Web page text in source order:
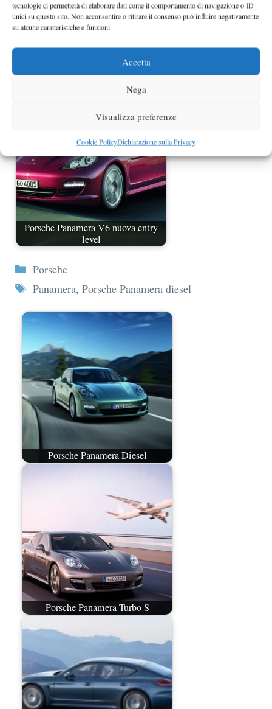
tecnologie ci permetterà di elaborare dati come il comportamento di navigazione o ID
unici su questo sito. Non acconsentire o ritirare il consenso può influire negativamente
su alcune caratteristiche e funzioni.
Accetta
Nega
Visualizza preferenze
Cookie PolicyDichiarazione sulla Privacy
Porsche Panamera GTS e Diesel
Porsche Panamera V6 nuova entry
level
Categorie
Porsche
Tag
Panamera, Porsche Panamera diesel
Porsche Panamera Diesel
Porsche Panamera Turbo S